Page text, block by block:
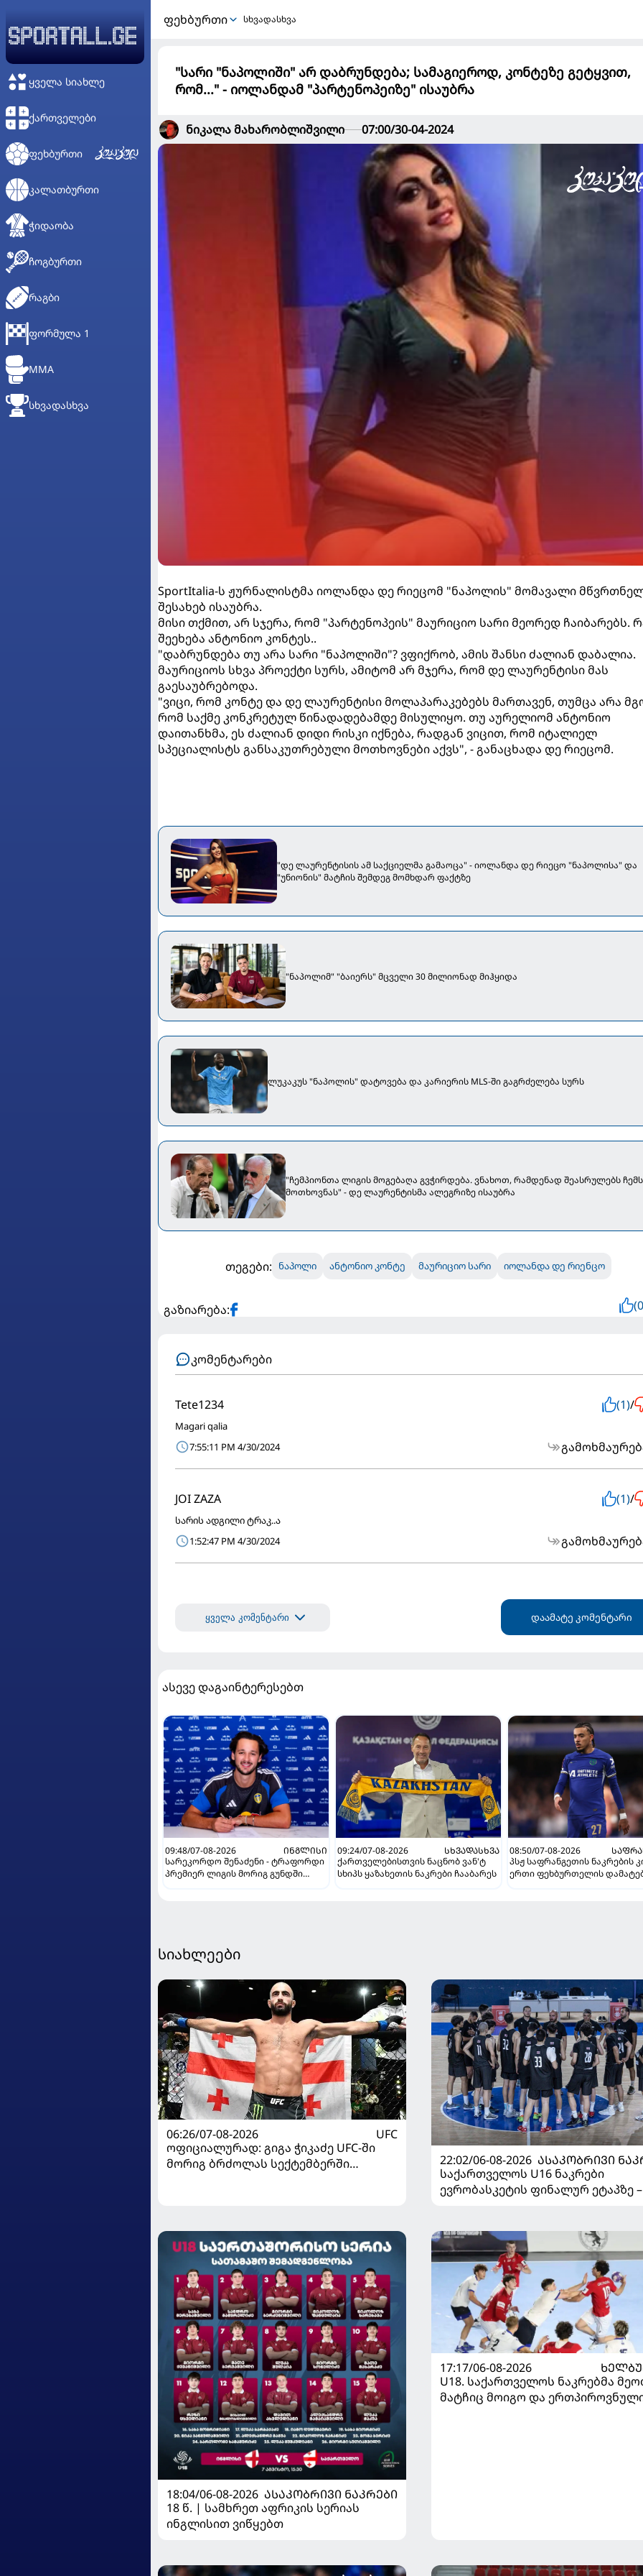
ᲧᲕᲔᲚᲐ ᲡᲘᲐᲮᲚᲔ
ᲥᲐᲠᲗᲕᲔᲚᲔᲑᲘ
ᲤᲔᲮᲑᲣᲠᲗᲘ
ᲙᲐᲚᲐᲗᲑᲣᲠᲗᲘ
ᲭᲘᲓᲐᲝᲑᲐ
ᲩᲝᲒᲑᲣᲠᲗᲘ
ᲠᲐᲒᲑᲘ
ᲤᲝᲠᲛᲣᲚᲐ 1
MMA
ᲡᲮᲕᲐᲓᲐᲡᲮᲕᲐ
ᲤᲔᲮᲑᲣᲠᲗᲘ სხვადასხვა
"სარი "ნაპოლიში" არ დაბრუნდება; სამაგიეროდ, კონტეზე გეტყვით,
რომ..." - იოლანდამ "პარტენოპეიზე" ისაუბრა
ნიკალა მახარობლიშვილი 07:00/30-04-2024
SportItalia-ს ჟურნალისტმა იოლანდა დე რიეცომ "ნაპოლის" მომავალი
შესახებ ისაუბრა.
მისი თქმით, არ სჯერა, რომ "პარტენოპეის" მაურიციო სარი მეორედ ჩაიბარებს.
შეეხება ანტონიო კონტეს..
"დაბრუნდება თუ არა სარი "ნაპოლიში"? ვფიქრობ, ამის შანსი ძალიან დაბალია.
მაურიციოს სხვა პროექტი სურს, ამიტომ არ მჯერა, რომ დე ლაურენტისი მას
გაესაუბრებოდა.
"ვიცი, რომ კონტე და დე ლაურენტისი მოლაპარაკებებს მართავენ, თუმცა არა
რომ საქმე კონკრეტულ წინადადებამდე მისულიყო. თუ აურელიომ ანტონიო
დაითანხმა, ეს ძალიან დიდი რისკი იქნება, რადგან ვიცით, რომ იტალიელ
სპეციალისტს განსაკუთრებული მოთხოვნები აქვს", - განაცხადა დე რიეცომ.
"დე ლაურენტისის ამ საქციელმა გამაოცა" - იოლანდა დე რიეცო "ნაპოლისა" და
"უნიონის" მატჩის შემდეგ მომხდარ ფაქტზე
"ნაპოლიმ" "ბაიერს" მცველი 30 მილიონად მიჰყიდა
ლუკაკუს "ნაპოლის" დატოვება და კარიერის MLS-ში გაგრძელება სურს
"ჩემპიონთა ლიგის მოგებაღა გვჭირდება. ვნახოთ, რამდენად შეასრულებს ჩემს
მოთხოვნას" - დე ლაურენტისმა ალეგრიზე ისაუბრა
თეგები: ნაპოლი ანტონიო კონტე მაურიციო სარი იოლანდა დე რიენცო
გაზიარება:
კომენტარები
Tete1234 (1)/
Magari qalia
7:55:11 PM 4/30/2024
JOI ZAZA (1)/
სარის ადგილი ტრაკ..ა
1:52:47 PM 4/30/2024
ყველა კომენტარი დაამატე კომენტარი
ასევე დაგაინტერესებთ
09:48/07-08-2026
ᲘᲜᲒᲚᲘᲡᲘ
სარეკორდო შენაძენი - ტრაფორდი
პრემიერ ლიგის მორიგ გუნდში
09:24/07-08-2026
ᲡᲮᲕᲐᲓᲐᲡᲮᲕᲐ
ქართველებისთვის ნაცნობ ვან'ტ
სხიპს ყაზახეთის ნაკრები ჩააბარეს
08:50/07-08-2026
პსჟ საფრანგეთის ნაკრების
ერთი ფეხბურთელის
სიახლეები
06:26/07-08-2026
UFC
ოფიციალურად: გიგა ჭიკაძე UFC-ში
მორიგ ბრძოლას სექტემბერში
22:02/06-08-2026 ᲐᲡᲐᲙᲝᲑᲠᲘᲕᲘ
საქართველოს U16 ნაკრები
ევრობასკეტის ფინალურ ეტაპზე –
18:04/06-08-2026 ᲐᲡᲐᲙᲝᲑᲠᲘᲕᲘ ᲜᲐᲙᲠᲔᲑᲘ
18 წ. | სამხრეთ აფრიკის სერიას
ინგლისით ვიწყებთ
17:17/06-08-2026
U18. საქართველოს ნაკრებმა
მატჩიც მოიგო და